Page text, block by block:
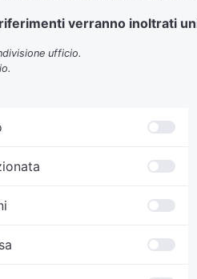
verranno inoltrati
ufficio.